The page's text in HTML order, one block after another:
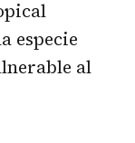
especie
al